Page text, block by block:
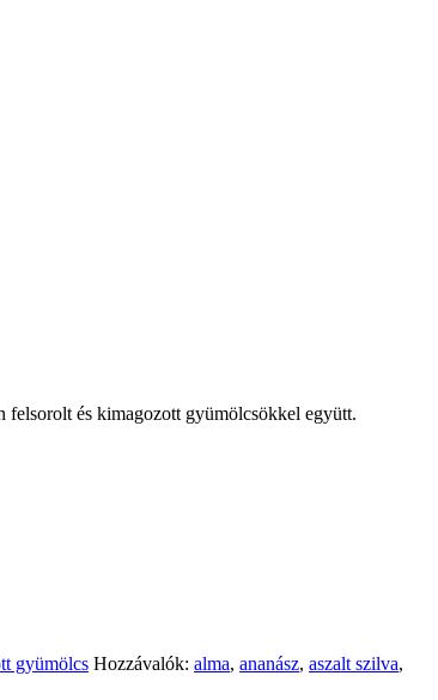
felsorolt és kimagozott gyümölcsökkel együtt.
gyümölcs Hozzávalók: alma, ananász, aszalt szilva,